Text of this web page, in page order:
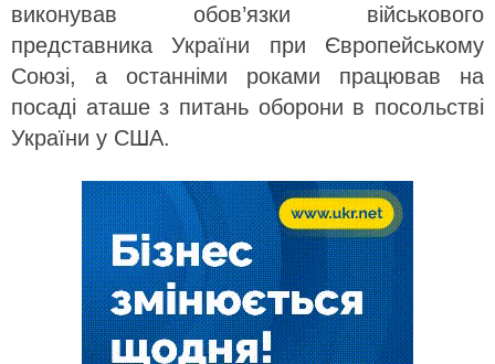
виконував обов’язки військового
представника України при Європейському
Союзі, а останніми роками працював на
посаді аташе з питань оборони в посольстві
України у США.